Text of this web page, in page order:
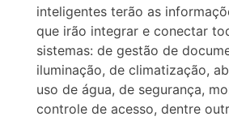
inteligentes terão as
que irão integrar e conectar
sistemas: de gestão de
iluminação, de climatização,
uso de água, de segurança,
controle de acesso, dentre